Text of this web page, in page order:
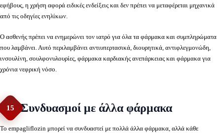
εφήβους, η χρήση αφορά ειδικές ενδείξεις και δεν πρέπει να μεταφέρεται μηχανικά
από τις οδηγίες ενηλίκων.
Ο ασθενής πρέπει να ενημερώνει τον ιατρό για όλα τα φάρμακα και συμπληρώματα
που λαμβάνει. Αυτό περιλαμβάνει αντιυπερτασικά, διουρητικά, αντιφλεγμονώδη,
ινσουλίνη, σουλφονυλουρίες, φάρμακα καρδιακής ανεπάρκειας και φάρμακα για
χρόνια νεφρική νόσο.
15 Συνδυασμοί με άλλα φάρμακα
Το empagliflozin μπορεί να συνδυαστεί με πολλά άλλα φάρμακα, αλλά κάθε